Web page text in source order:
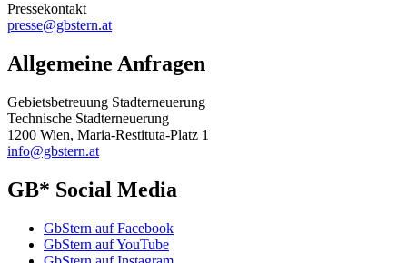
Pressekontakt
presse@gbstern.at
Allgemeine Anfragen
Gebietsbetreuung Stadterneuerung
Technische Stadterneuerung
1200 Wien, Maria-Restituta-Platz 1
info@gbstern.at
GB* Social Media
GbStern auf Facebook
GbStern auf YouTube